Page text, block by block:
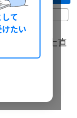
特化した売上直
て
たい